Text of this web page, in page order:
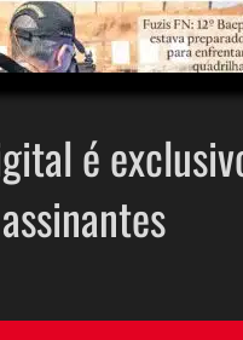
é
assinantes